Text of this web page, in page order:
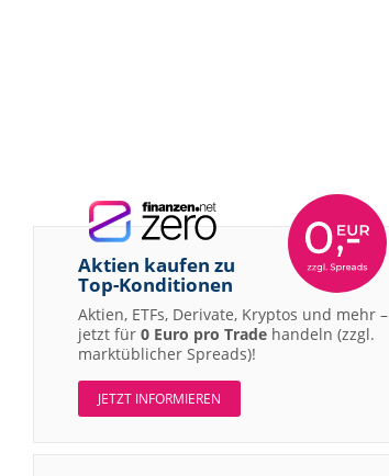
Aktien kaufen zu
Top-Konditionen
Aktien, ETFs, Derivate, Kryptos und mehr –
jetzt für 0 Euro pro Trade handeln (zzgl.
marktüblicher Spreads)!
JETZT INFORMIEREN